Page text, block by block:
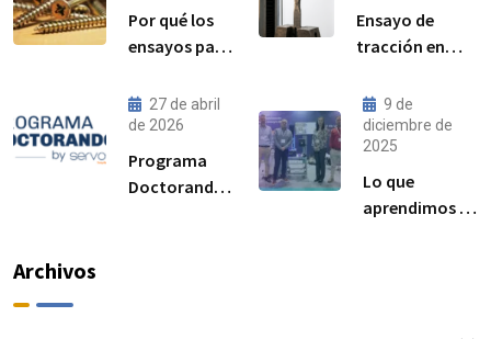
Por qué los
ensayos par–
cada vez más
importantes
para el
rendimiento
Ensayo de
tracción en
procedimiento,
norma ISO
6892-1 y
resultados
esperados
27 de abril
de 2026
Programa
Doctorandos
9 de
diciembre de
2025
Lo que
aprendimos en
Archivos